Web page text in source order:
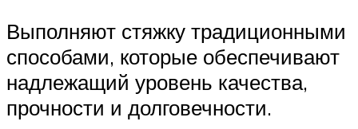
Выполняют стяжку традиционными
способами, которые обеспечивают
надлежащий уровень качества,
прочности и долговечности.